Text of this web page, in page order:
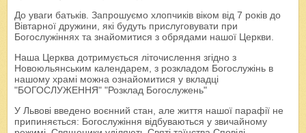
До уваги батьків. Запрошуємо хлопчиків віком від 7 років до
Вівтарної дружини, які будуть прислуговувати при
Богослужіннях та знайомитися з обрядами нашої Церкви.
Наша Церква дотримується літочислення згідно з
Новоюльянським календарем, з розкладом Богослужінь в
нашому храмі можна ознайомитися у вкладці
"БОГОСЛУЖЕННЯ" "Розклад Богослужень"
У Львові введено воєнний стан, але життя нашої парафії не
припиняється: Богослужіння відбуваються у звичайному